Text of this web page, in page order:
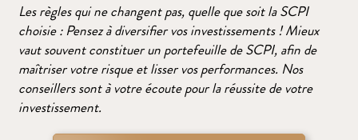
Les règles qui ne changent pas, quelle que soit la SCPI
choisie : Pensez à diversifier vos investissements ! Mieux
vaut souvent constituer un portefeuille de SCPI, afin de
maîtriser votre risque et lisser vos performances. Nos
conseillers sont à votre écoute pour la réussite de votre
investissement.